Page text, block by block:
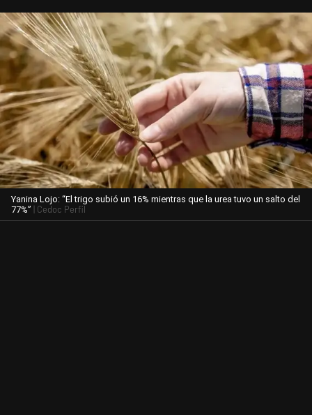
Yanina Lojo: “El trigo subió un 16% mientras que la urea tuvo un salto del
77%” | Cedoc Perfil